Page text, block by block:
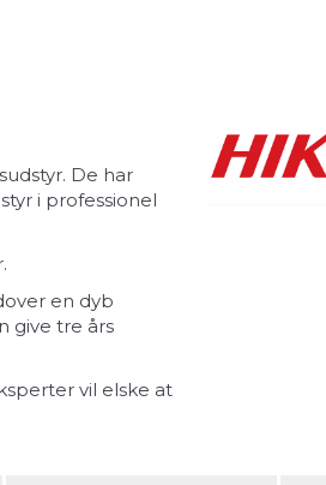
De har
i professionel
en dyb
give tre års
vil elske at